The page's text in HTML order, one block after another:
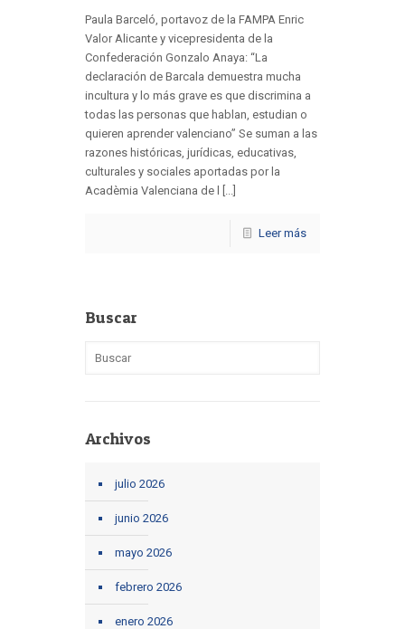
Paula Barceló, portavoz de la FAMPA Enric
Valor Alicante y vicepresidenta de la
Confederación Gonzalo Anaya: “La
declaración de Barcala demuestra mucha
incultura y lo más grave es que discrimina a
todas las personas que hablan, estudian o
quieren aprender valenciano” Se suman a las
razones históricas, jurídicas, educativas,
culturales y sociales aportadas por la
Acadèmia Valenciana de l [...]
Leer más
Buscar
Archivos
julio 2026
junio 2026
mayo 2026
febrero 2026
enero 2026